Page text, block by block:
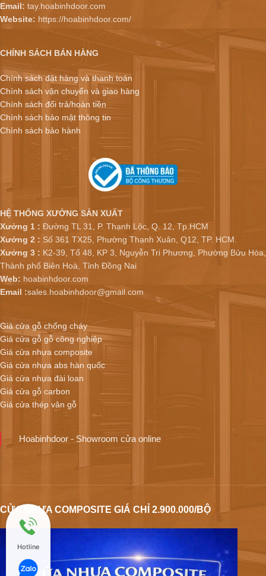
Email: tay.hoabinhdoor.com
Website: https://hoabinhdoor.com/
CHÍNH SÁCH BÁN HÀNG
Chính sách đặt hàng và thanh toán
Chính sách vận chuyển và giao hàng
Chính sách đổi trả/hoàn tiền
Chính sách bảo mật thông tin
Chính sách bảo hành
HỆ THỐNG XƯỞNG SẢN XUẤT
Xưởng 1 : Đường TL 31, P. Thạnh Lộc, Q. 12, Tp.HCM
Xưởng 2 : Số 361 TX25, Phường Thạnh Xuân, Q12, TP. HCM.
Xưởng 3 : K2-39, Tổ 48, KP 3, Nguyễn Tri Phương, Phường Bửu Hòa,
Thành phố Biên Hoà, Tỉnh Đồng Nai
Web: hoabinhdoor.com
Email :sales.hoabinhdoor@gmail.com
Giá cửa gỗ chống cháy
Giá cửa gỗ gỗ công nghiệp
Giá cửa nhựa composite
Giá cửa nhựa abs hàn quốc
Giá cửa nhựa đài loan
Giá cửa gỗ carbon
Giá cửa thép vân gỗ
Hoabinhdoor - Showroom cửa online
CỬA NHỰA COMPOSITE GIÁ CHỈ 2.900.000/BỘ
Hotline